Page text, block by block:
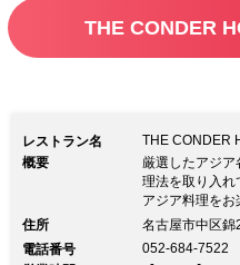
THE CONDER
レストラン名
THE CONDER
概要
厳選したアジ
理法を取り入れ
アジア料理をお
住所
名古屋市中区錦
電話番号
052-684-7522